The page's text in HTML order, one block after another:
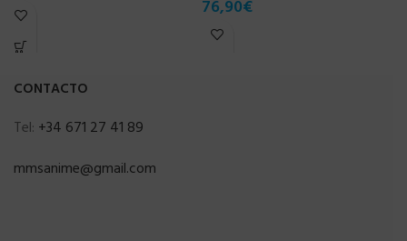
76,90€
CONTACTO
Tel: +34 671 27 41 89
mmsanime@gmail.com